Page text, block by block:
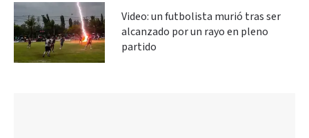
Video: un futbolista murió tras ser
alcanzado por un rayo en pleno
partido